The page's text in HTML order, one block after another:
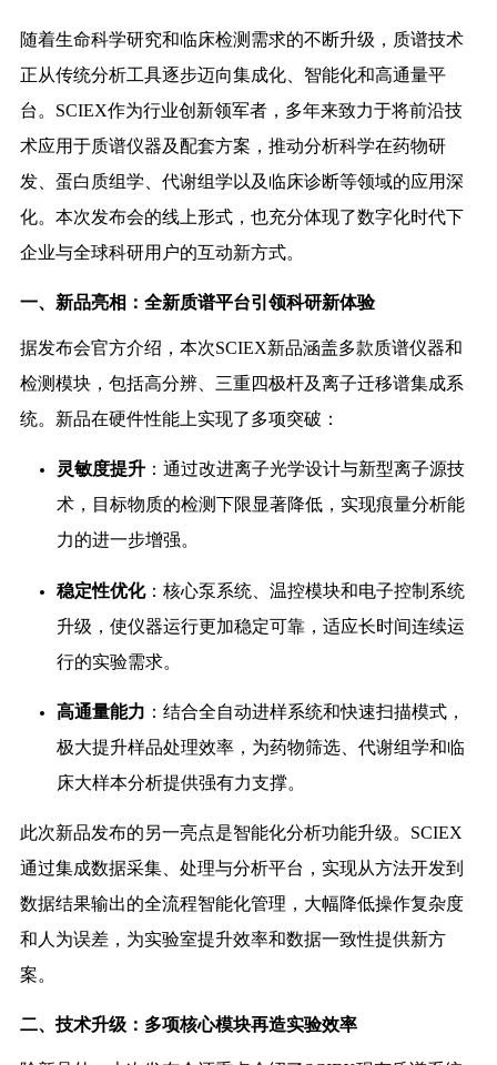
随着生命科学研究和临床检测需求的不断升级，质谱技术
正从传统分析工具逐步迈向集成化、智能化和高通量平
台。SCIEX作为行业创新领军者，多年来致力于将前沿技
术应用于质谱仪器及配套方案，推动分析科学在药物研
发、蛋白质组学、代谢组学以及临床诊断等领域的应用深
化。本次发布会的线上形式，也充分体现了数字化时代下
企业与全球科研用户的互动新方式。
一、新品亮相：全新质谱平台引领科研新体验
据发布会官方介绍，本次SCIEX新品涵盖多款质谱仪器和
检测模块，包括高分辨、三重四极杆及离子迁移谱集成系
统。新品在硬件性能上实现了多项突破：
灵敏度提升：通过改进离子光学设计与新型离子源技
术，目标物质的检测下限显著降低，实现痕量分析能
力的进一步增强。
稳定性优化：核心泵系统、温控模块和电子控制系统
升级，使仪器运行更加稳定可靠，适应长时间连续运
行的实验需求。
高通量能力 ：结合全自动进样系统和快速扫描模式，
极大提升样品处理效率，为药物筛选、代谢组学和临
床大样本分析提供强有力支撑。
此次新品发布的另一亮点是智能化分析功能升级。SCIEX
通过集成数据采集、处理与分析平台，实现从方法开发到
数据结果输出的全流程智能化管理，大幅降低操作复杂度
和人为误差，为实验室提升效率和数据一致性提供新方
案。
二、技术升级：多项核心模块再造实验效率